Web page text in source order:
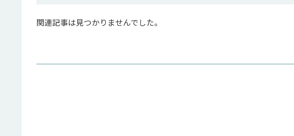
関連記事は見つかりませんでした。